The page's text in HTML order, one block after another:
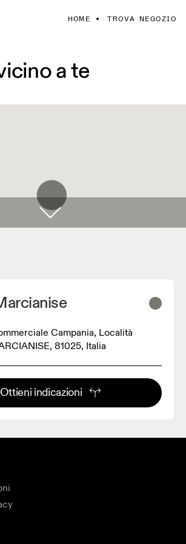
HOME TROVA NEGOZIO
a te
Campania, Località
81025, Italia
Ottieni indicazioni